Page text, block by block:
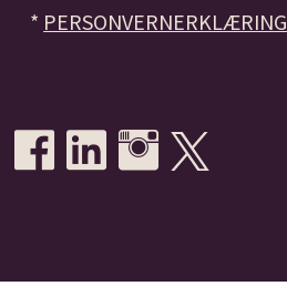
* PERSONVERNERKLÆRING